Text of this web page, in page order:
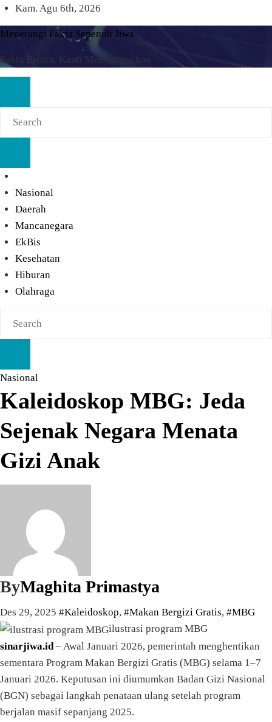
Skip
to
content
Kam. Agu 6th, 2026
Menerangi Fakta Sepenuh Jiwa
Fakta Bicara, Kami Menyampaikan
Nasional
Daerah
Mancanegara
EkBis
Kesehatan
Hiburan
Olahraga
Nasional
Kaleidoskop MBG: Jeda
Sejenak Negara Menata
Gizi Anak
ByMaghita Primastya
Des 29, 2025 #Kaleidoskop, #Makan Bergizi Gratis, #MBG
ilustrasi program MBG
sinarjiwa.id – Awal Januari 2026, pemerintah menghentikan
sementara Program Makan Bergizi Gratis (MBG) selama 1–7
Januari 2026. Keputusan ini diumumkan Badan Gizi Nasional
(BGN) sebagai langkah penataan ulang setelah program
berjalan masif sepanjang 2025.